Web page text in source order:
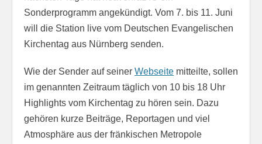
Sonderprogramm angekündigt. Vom 7. bis 11. Juni
will die Station live vom Deutschen Evangelischen
Kirchentag aus Nürnberg senden.
Wie der Sender auf seiner Webseite mitteilte, sollen
im genannten Zeitraum täglich von 10 bis 18 Uhr
Highlights vom Kirchentag zu hören sein. Dazu
gehören kurze Beiträge, Reportagen und viel
Atmosphäre aus der fränkischen Metropole